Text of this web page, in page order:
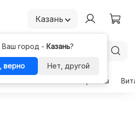
Казань
Ваш город - Казань?
верно
Нет, другой
Гормоны